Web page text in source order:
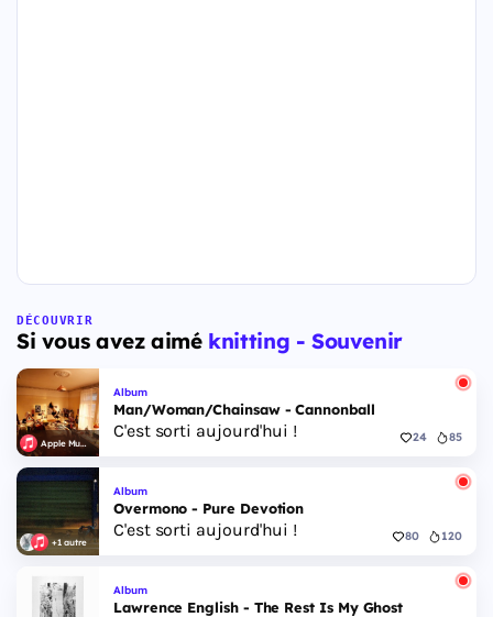
DÉCOUVRIR
Si vous avez aimé knitting - Souvenir
Apple Music
Album
Man/Woman/Chainsaw - Cannonball
C'est sorti aujourd'hui ! 24 85
+1 autre
Album
Overmono - Pure Devotion
C'est sorti aujourd'hui ! 80 120
Album
Lawrence English - The Rest Is My Ghost